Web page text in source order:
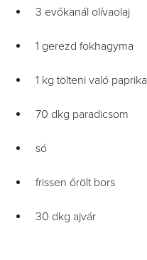
3 evőkanál olívaolaj
1 gerezd fokhagyma
1 kg tölteni való paprika
70 dkg paradicsom
só
frissen őrölt bors
30 dkg ajvár